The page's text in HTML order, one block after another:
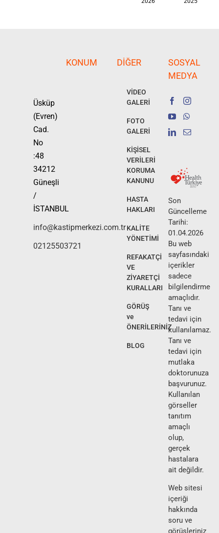
Üsküp
(Evren)
Cad.
No
:48
34212
Güneşli
/
İSTANBUL
info@kastipmerkezi.com.tr
02125503721
KONUM DIĞER
VİDEO
GALERİ
FOTO
GALERİ
KİŞİSEL
VERİLERİ
KORUMA
KANUNU
HASTA
HAKLARI
KALİTE
YÖNETİMİ
REFAKATÇİ
VE
ZİYARETÇİ
KURALLARI
GÖRÜŞ
ve
ÖNERİLERİNİZ
BLOG
SOSYAL
MEDYA
Son
Güncelleme
Tarihi:
01.04.2026
Bu web
sayfasındaki
içerikler
sadece
bilgilendirme
amaçlıdır.
Tanı ve
tedavi için
kullanılamaz.
Tanı ve
tedavi için
mutlaka
doktorunuza
başvurunuz.
Kullanılan
görseller
tanıtım
amaçlı
olup,
gerçek
hastalara
ait değildir.
Web sitesi
içeriği
hakkında
soru ve
görüşleriniz